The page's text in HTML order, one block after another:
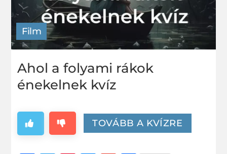
Film
Ahol a folyami rákok
énekelnek kvíz
TOVÁBB A KVÍZRE